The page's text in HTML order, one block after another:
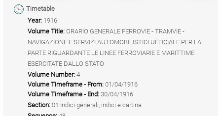
Timetable
Year: 1916
Volume Title: ORARIO GENERALE FERROVIE - TRAMVIE -
NAVIGAZIONE E SERVIZI AUTOMOBILISTICI UFFICIALE PER LA
PARTE RIGUARDANTE LE LINEE FERROVIARIE E MARITTIME
ESERCITATE DALLO STATO
Volume Number: 4
Volume Timeframe - From: 01/04/1916
Volume Timeframe - End: 30/04/1916
Section: 01 Indici generali, indici e cartina